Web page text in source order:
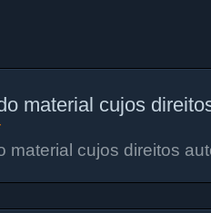
material cujos
material cujos direitos